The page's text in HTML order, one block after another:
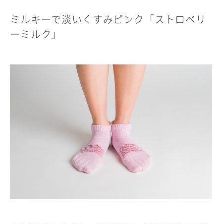
ミルキーで淡いくすみピンク「ストロベリ
ーミルク」